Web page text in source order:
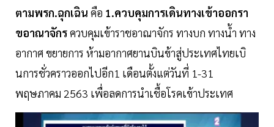
ตามพรก.ฉุกเฉิน คือ 1.ควบคุมการเดินทางเข้าออกรา
ขอาณาจักรควบคุมเข้าราชอาณาจักร ทางบก ทางน้ำ ทาง
อากาศ ขยายการ ห้ามอากาศยานบินข้าสู่ประเทศไทยเบิ
นการชั่วคราวออกไปอีก1 เดือนตั้งแต่วันที่ 1-31
พฤษภาคม 2563 เพื่อลดการนำเชื้อโรคเข้าประเทศ